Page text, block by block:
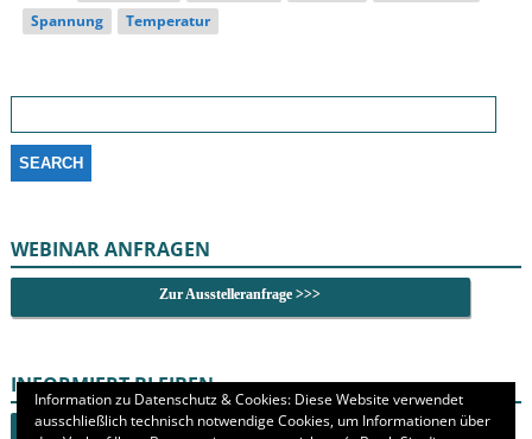
Spannung
Temperatur
Search
WEBINAR ANFRAGEN
Zur Ausstelleranfrage >>>
INFORMIERT BLEIBEN
Newsletter abonnieren >>>
Information zu Datenschutz & Cookies: Diese Website verwendet
ausschließlich technisch notwendige Cookies, um Informationen über